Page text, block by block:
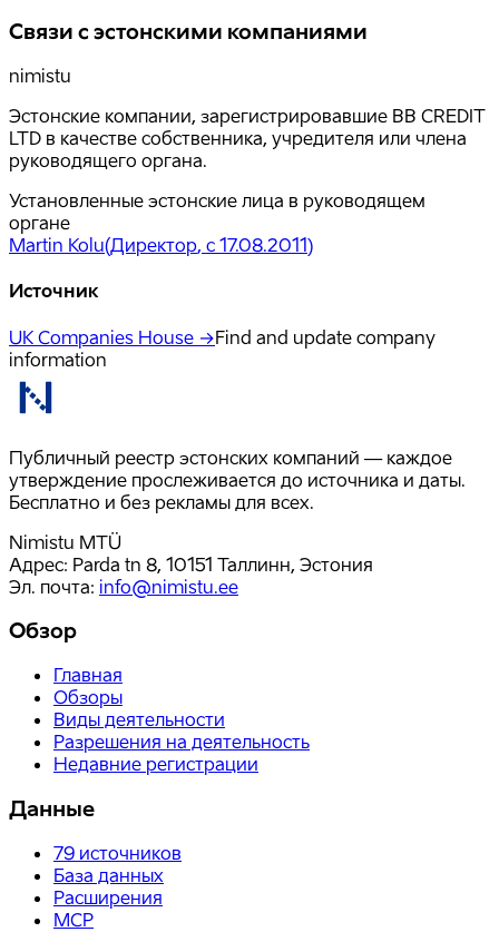
Связи с эстонскими компаниями
nimistu
Эстонские компании, зарегистрировавшие BB CREDIT
LTD в качестве собственника, учредителя или члена
руководящего органа.
Установленные эстонские лица в руководящем
органе
Martin Kolu(Директор, с 17.08.2011)
Источник
UK Companies House →Find and update company
information
Публичный реестр эстонских компаний — каждое
утверждение прослеживается до источника и даты.
Бесплатно и без рекламы для всех.
Nimistu MTÜ
Адрес: Parda tn 8, 10151 Таллинн, Эстония
Эл. почта: info@nimistu.ee
Обзор
Главная
Обзоры
Виды деятельности
Разрешения на деятельность
Недавние регистрации
Данные
79 источников
База данных
Расширения
MCP